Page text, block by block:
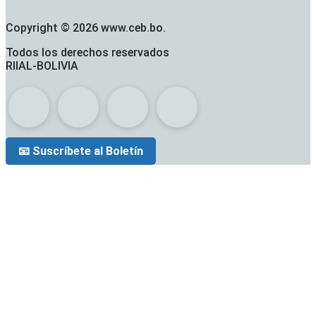
Copyright © 2026 www.ceb.bo.
Todos los derechos reservados
RIIAL-BOLIVIA
📧 Suscríbete al Boletín